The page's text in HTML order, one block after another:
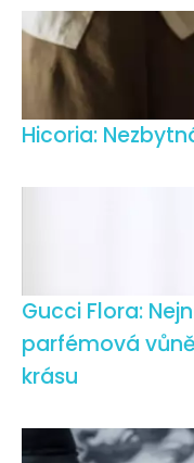
Hicoria:
Gucci Flora:
parfémová
krásu